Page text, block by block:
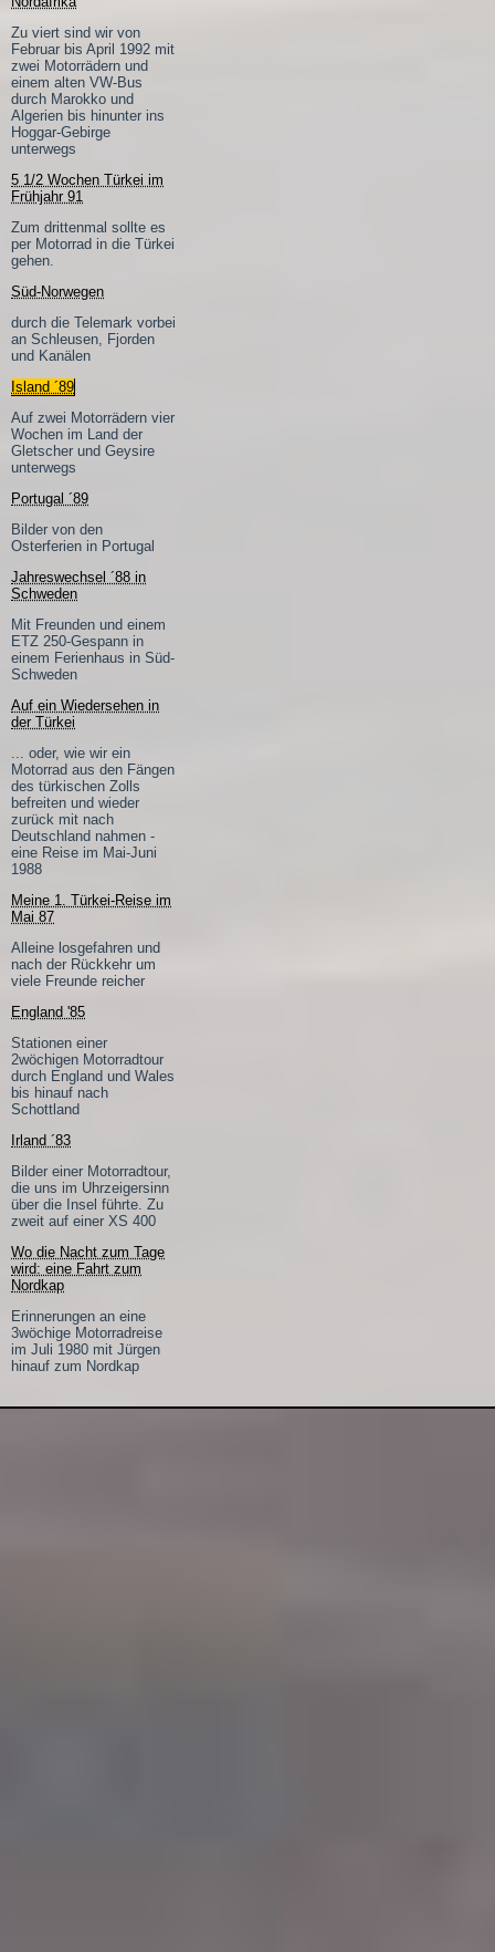
Zu viert sind wir von
Februar bis April 1992 mit
zwei Motorrädern und
einem alten VW-Bus
durch Marokko und
Algerien bis hinunter ins
Hoggar-Gebirge
unterwegs
5 1/2 Wochen Türkei im
Frühjahr 91
Zum drittenmal sollte es
per Motorrad in die Türkei
gehen.
Süd-Norwegen
durch die Telemark vorbei
an Schleusen, Fjorden
und Kanälen
Island ´89
Auf zwei Motorrädern vier
Wochen im Land der
Gletscher und Geysire
unterwegs
Portugal ´89
Bilder von den
Osterferien in Portugal
Jahreswechsel ´88 in
Schweden
Mit Freunden und einem
ETZ 250-Gespann in
einem Ferienhaus in Süd-
Schweden
Auf ein Wiedersehen in
der Türkei
... oder, wie wir ein
Motorrad aus den Fängen
des türkischen Zolls
befreiten und wieder
zurück mit nach
Deutschland nahmen -
eine Reise im Mai-Juni
1988
Meine 1. Türkei-Reise im
Mai 87
Alleine losgefahren und
nach der Rückkehr um
viele Freunde reicher
England '85
Stationen einer
2wöchigen Motorradtour
durch England und Wales
bis hinauf nach
Schottland
Irland ´83
Bilder einer Motorradtour,
die uns im Uhrzeigersinn
über die Insel führte. Zu
zweit auf einer XS 400
Wo die Nacht zum Tage
wird: eine Fahrt zum
Nordkap
Erinnerungen an eine
3wöchige Motorradreise
im Juli 1980 mit Jürgen
hinauf zum Nordkap